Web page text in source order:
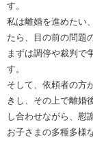
す。
私は離婚を進めたい
たら、目の前の問題
まずは調停や裁判で
す。
そして、依頼者の方
きし、その上で離婚
し合わせながら、慰
お子さまの多種多様